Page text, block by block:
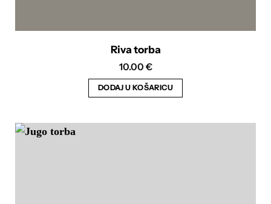
Riva torba
10.00 €
DODAJ U KOŠARICU